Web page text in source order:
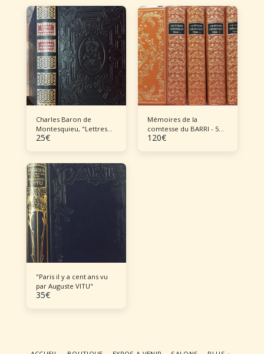
Charles Baron de
Montesquieu, "Lettres
Persanes"
25€
Mémoires de la
comtesse du BARRI - 5
volumes
120€
"Paris il y a cent ans vu
par Auguste VITU"
35€